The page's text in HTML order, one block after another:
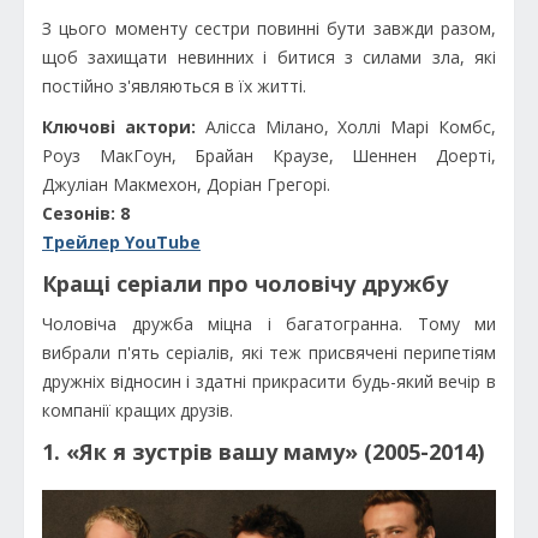
З цього моменту сестри повинні бути завжди разом,
щоб захищати невинних і битися з силами зла, які
постійно з'являються в їх житті.
Ключові актори: Алісса Мілано, Холлі Марі Комбс,
Роуз МакГоун, Брайан Краузе, Шеннен Доерті,
Джуліан Макмехон, Доріан Грегорі.
Сезонів: 8
Трейлер YouTube
Кращі серіали про чоловічу дружбу
Чоловіча дружба міцна і багатогранна. Тому ми
вибрали п'ять серіалів, які теж присвячені перипетіям
дружніх відносин і здатні прикрасити будь-який вечір в
компанії кращих друзів.
1. «Як я зустрів вашу маму» (2005-2014)